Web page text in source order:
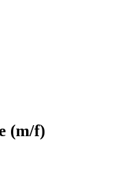
(m/f)